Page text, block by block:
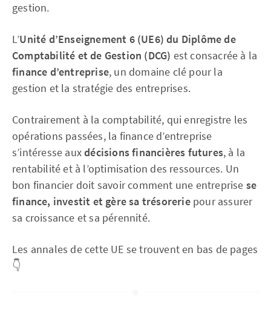
gestion.
L’Unité d’Enseignement 6 (UE6) du Diplôme de
Comptabilité et de Gestion (DCG) est consacrée à la
finance d’entreprise, un domaine clé pour la
gestion et la stratégie des entreprises.
Contrairement à la comptabilité, qui enregistre les
opérations passées, la finance d’entreprise
s’intéresse auxdécisions financières futures, à la
rentabilité et à l’optimisation des ressources. Un
bon financier doit savoir comment une entreprise se
finance, investit et gère sa trésoreriepour assurer
sa croissance et sa pérennité.
Les annales de cette UE se trouvent en bas de pages
👇